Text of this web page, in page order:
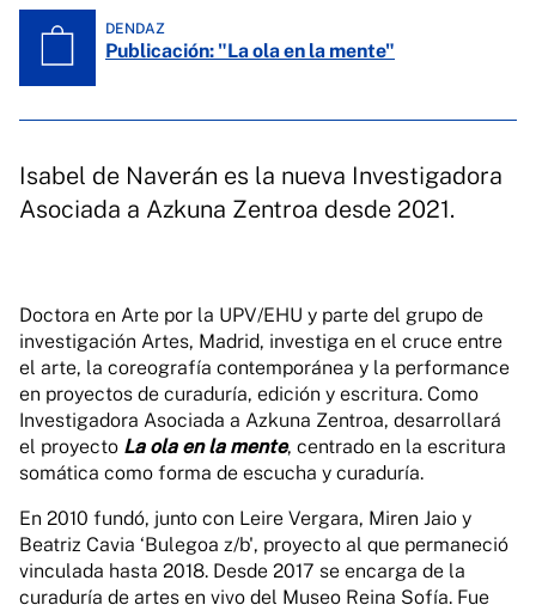
DENDAZ
Publicación: "La ola en la mente"
Isabel de Naverán es la nueva Investigadora
Asociada a Azkuna Zentroa desde 2021.
Doctora en Arte por la UPV/EHU y parte del grupo de
investigación Artes, Madrid, investiga en el cruce entre
el arte, la coreografía contemporánea y la performance
en proyectos de curaduría, edición y escritura. Como
Investigadora Asociada a Azkuna Zentroa, desarrollará
el proyecto La ola en la mente, centrado en la escritura
somática como forma de escucha y curaduría.
En 2010 fundó, junto con Leire Vergara, Miren Jaio y
Beatriz Cavia ‘Bulegoa z/b', proyecto al que permaneció
vinculada hasta 2018. Desde 2017 se encarga de la
curaduría de artes en vivo del Museo Reina Sofía. Fue